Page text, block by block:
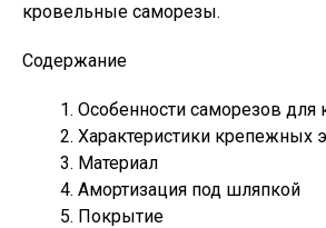
кровельные саморезы.
Содержание
Особенности саморезов для
Характеристики крепежных
Материал
Амортизация под шляпкой
Покрытие